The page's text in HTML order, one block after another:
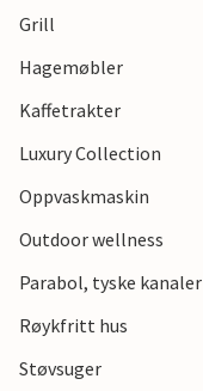
Grill
Hagemøbler
Kaffetrakter
Luxury Collection
Oppvaskmaskin
Outdoor wellness
Parabol, tyske kanaler
Røykfritt hus
Støvsuger